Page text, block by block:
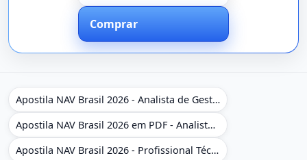
Comprar
Apostila NAV Brasil 2026 - Analista de Gestão
Apostila NAV Brasil 2026 em PDF - Analista de Gestão
Apostila NAV Brasil 2026 - Profissional Técnico de Navegação Aérea - Operador de Torre de Controle